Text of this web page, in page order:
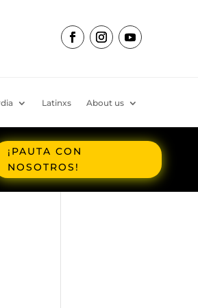
Latinxs About us
¡PAUTA CON
NOSOTROS!